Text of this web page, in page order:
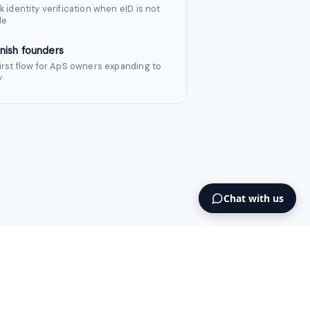
identity verification when eID is not
founders
flow for ApS owners expanding to
Chat with us